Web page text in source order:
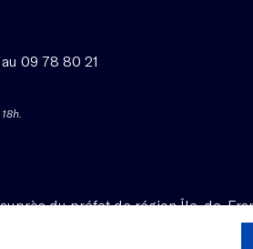
09 78 80 21
du préfet de région Île-de-